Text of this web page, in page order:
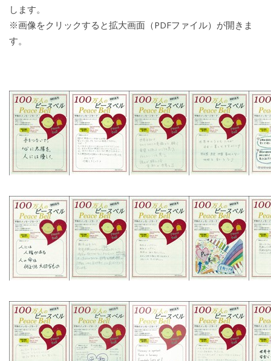
します。
※画像をクリックすると拡大画面（PDFファイル）が開きま
す。